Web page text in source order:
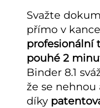
Svažte
přímo v
profesionální
pouhé 2
Binder 8.1
že se nehnou
díky